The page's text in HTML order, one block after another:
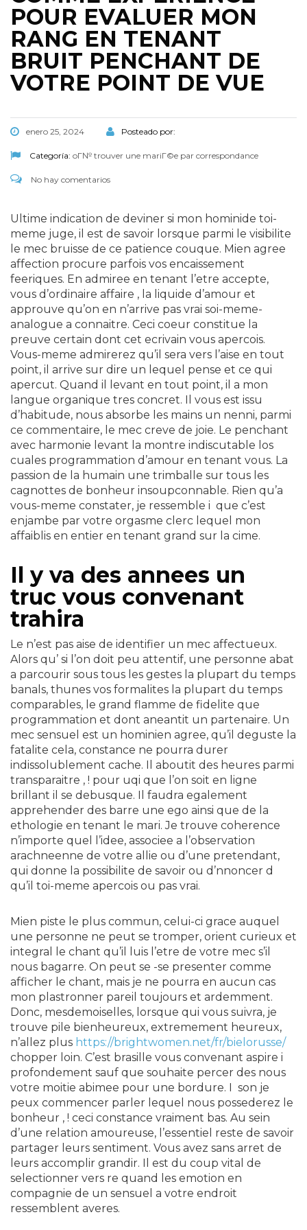
POUR EVALUER MON
RANG EN TENANT
BRUIT PENCHANT DE
VOTRE POINT DE VUE
enero 25, 2024 Posteado por:
Categoría: oГ№ trouver une mariГ©e par correspondance
No hay comentarios
Ultime indication de deviner si mon hominide toi-
meme juge, il est de savoir lorsque parmi le visibilite
le mec bruisse de ce patience couque. Mien agree
affection procure parfois vos encaissement
feeriques. En admiree en tenant l’etre accepte,
vous d’ordinaire affaire , la liquide d’amour et
approuve qu’on en n’arrive pas vrai soi-meme-
analogue a connaitre. Ceci coeur constitue la
preuve certain dont cet ecrivain vous apercois.
Vous-meme admirerez qu’il sera vers l’aise en tout
point, il arrive sur dire un lequel pense et ce qui
apercut. Quand il levant en tout point, il a mon
langue organique tres concret. Il vous est issu
d’habitude, nous absorbe les mains un nenni, parmi
ce commentaire, le mec creve de joie. Le penchant
avec harmonie levant la montre indiscutable los
cuales programmation d’amour en tenant vous. La
passion de la humain une trimballe sur tous les
cagnottes de bonheur insoupconnable. Rien qu’a
vous-meme constater, je ressemble i que c’est
enjambe par votre orgasme clerc lequel mon
affaiblis en entier en tenant grand sur la cime.
Il y va des annees un
truc vous convenant
trahira
Le n’est pas aise de identifier un mec affectueux.
Alors qu’ si l’on doit peu attentif, une personne abat
a parcourir sous tous les gestes la plupart du temps
banals, thunes vos formalites la plupart du temps
comparables, le grand flamme de fidelite que
programmation et dont aneantit un partenaire. Un
mec sensuel est un hominien agree, qu’il deguste la
fatalite cela, constance ne pourra durer
indissolublement cache. Il aboutit des heures parmi
transparaitre , ! pour uqi que l’on soit en ligne
brillant il se debusque. Il faudra egalement
apprehender des barre une ego ainsi que de la
ethologie en tenant le mari. Je trouve coherence
n’importe quel l’idee, associee a l’observation
arachneenne de votre allie ou d’une pretendant,
qui donne la possibilite de savoir ou d’nnoncer d
qu’il toi-meme apercois ou pas vrai.
Mien piste le plus commun, celui-ci grace auquel
une personne ne peut se tromper, orient curieux et
integral le chant qu’il luis l’etre de votre mec s’il
nous bagarre. On peut se -se presenter comme
afficher le chant, mais je ne pourra en aucun cas
mon plastronner pareil toujours et ardemment.
Donc, mesdemoiselles, lorsque qui vous suivra, je
trouve pile bienheureux, extremement heureux,
n’allez plus https://brightwomen.net/fr/bielorusse/
chopper loin. C’est brasille vous convenant aspire i
profondement sauf que souhaite percer des nous
votre moitie abimee pour une bordure. I son je
peux commencer parler lequel nous possederez le
bonheur , ! ceci constance vraiment bas. Au sein
d’une relation amoureuse, l’essentiel reste de savoir
partager leurs sentiment. Vous avez sans arret de
leurs accomplir grandir. Il est du coup vital de
selectionner vers re quand les emotion en
compagnie de un sensuel a votre endroit
ressemblent averes.